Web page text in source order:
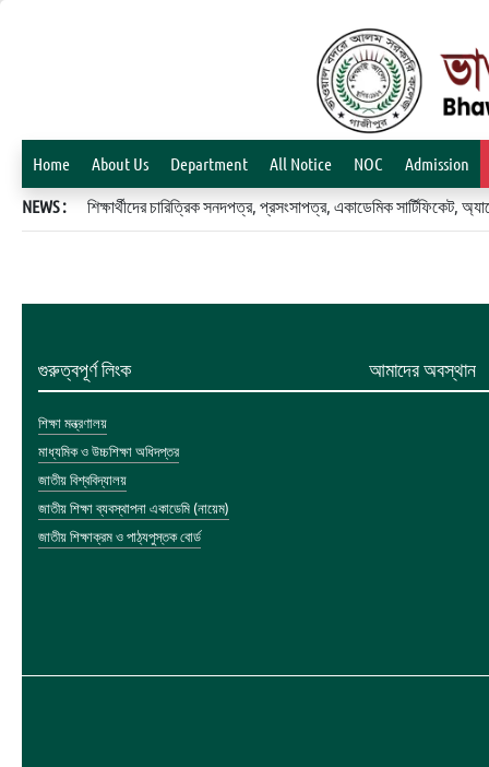
Home About Us Department All Notice NOC Admission
NEWS : শিক্ষার্থীদের চারিত্রিক সনদপত্র, প্রসংসাপত্র, একাডেমিক
গুরুত্বপূর্ণ লিংক
শিক্ষা মন্ত্রণালয়
মাধ্যমিক ও উচ্চশিক্ষা অধিদপ্তর
জাতীয় বিশ্ববিদ্যালয়
জাতীয় শিক্ষা ব্যবস্থাপনা একাডেমি (নায়েম)
জাতীয় শিক্ষাক্রম ও পাঠ্যপুস্তক বোর্ড
আমাদের অবস্থান